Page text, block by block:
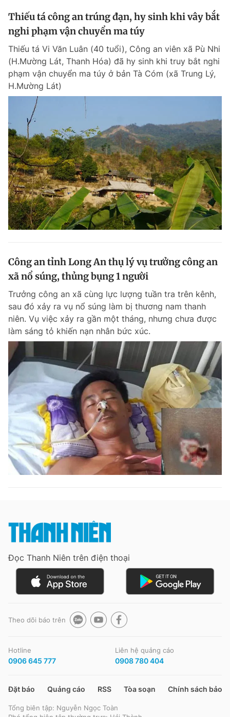
Tổng thư ký tòa soạn: Đức Trung
Giấy phép xuất bản số 110/GP - BTTTT cấp ngày 24.3.2020
© 2003-2026 Bản quyền thuộc về Báo Thanh Niên. Cấm sao chép
dưới mọi hình thức nếu không có sự chấp thuận bằng văn bản.
Phát triển bởi ePi Technologies, JSC.
Thiếu tá công an trúng đạn, hy sinh khi vây bắt
nghi phạm vận chuyển ma túy
Thiếu tá Vi Văn Luân (40 tuổi), Công an viên xã Pù Nhi
(H.Mường Lát, Thanh Hóa) đã hy sinh khi truy bắt nghi
phạm vận chuyển ma túy ở bản Tà Cóm (xã Trung Lý,
H.Mường Lát)
Công an tỉnh Long An thụ lý vụ trưởng công an
xã nổ súng, thủng bụng 1 người
Trưởng công an xã cùng lực lượng tuần tra trên kênh,
sau đó xảy ra vụ nổ súng làm bị thương nam thanh
niên. Vụ việc xảy ra gần một tháng, nhưng chưa được
làm sáng tỏ khiến nạn nhân bức xúc.
Đọc Thanh Niên trên điện thoại
Theo dõi báo trên
Hotline
0906 645 777
Liên hệ quảng cáo
0908 780 404
Đặt báo Quảng cáo RSS Tòa soạn Chính sách bảo
Tổng biên tập: Nguyễn Ngọc Toàn